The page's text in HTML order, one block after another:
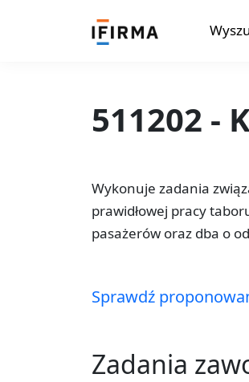
511202 -
Wykonuje zadania
prawidłowej pracy
pasażerów oraz dba o
Sprawdź
Zadania